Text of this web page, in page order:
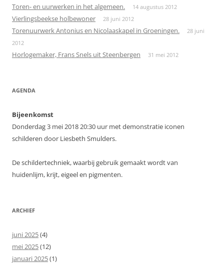
Toren- en uurwerken in het algemeen. 14 augustus 2012
Vierlingsbeekse holbewoner 28 juni 2012
Torenuurwerk Antonius en Nicolaaskapel in Groeningen.
28 juni
2012
Horlogemaker, Frans Snels uit Steenbergen 31 mei 2012
AGENDA
Bijeenkomst
Donderdag 3 mei 2018 20:30 uur met demonstratie iconen
schilderen door Liesbeth Smulders.
De schildertechniek, waarbij gebruik gemaakt wordt van
huidenlijm, krijt, eigeel en pigmenten.
ARCHIEF
juni 2025(4)
mei 2025(12)
januari 2025(1)